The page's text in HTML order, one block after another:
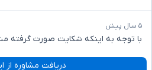
۵ سال پیش
با توجه به اینکه شکایت صورت گرفته
دریافت مشاوره از